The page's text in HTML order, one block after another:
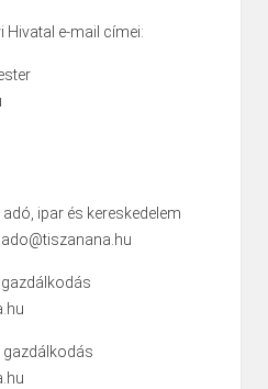
e-mail címei:
ipar és kereskedelem
gazdálkodás